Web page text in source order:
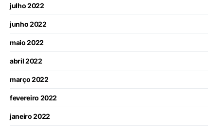
julho 2022
junho 2022
maio 2022
abril 2022
março 2022
fevereiro 2022
janeiro 2022